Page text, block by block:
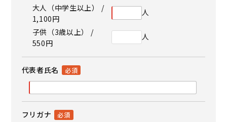
大人（中学生以上） /
1,100円
人
子供（3歳以上） /
550円
人
代表者氏名
フリガナ